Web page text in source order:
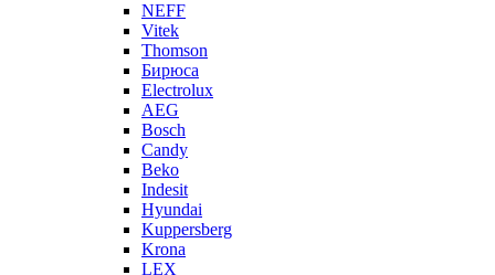
NEFF
Vitek
Thomson
Бирюса
Electrolux
AEG
Bosch
Candy
Beko
Indesit
Hyundai
Kuppersberg
Krona
LEX